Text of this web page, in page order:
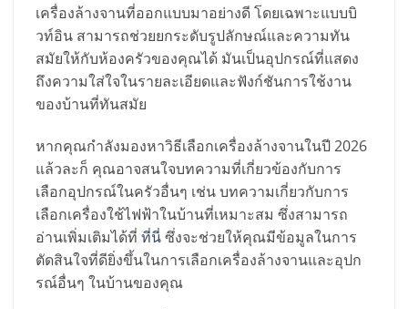
เครื่องล้างจานที่ออกแบบมาอย่างดี โดยเฉพาะแบบบิ
วท์อิน สามารถช่วยยกระดับรูปลักษณ์และความทัน
สมัยให้กับห้องครัวของคุณได้ มันเป็นอุปกรณ์ที่แสดง
ถึงความใส่ใจในรายละเอียดและฟังก์ชันการใช้งาน
ของบ้านที่ทันสมัย
หากคุณกำลังมองหาวิธีเลือกเครื่องล้างจานในปี 2026
แล้วละก็ คุณอาจสนใจบทความที่เกี่ยวข้องกับการ
เลือกอุปกรณ์ในครัวอื่นๆ เช่น บทความเกี่ยวกับการ
เลือกเครื่องใช้ไฟฟ้าในบ้านที่เหมาะสม ซึ่งสามารถ
อ่านเพิ่มเติมได้ที่ ที่นี่ซึ่งจะช่วยให้คุณมีข้อมูลในการ
ตัดสินใจที่ดียิ่งขึ้นในการเลือกเครื่องล้างจานและอุปก
รณ์อื่นๆ ในบ้านของคุณ